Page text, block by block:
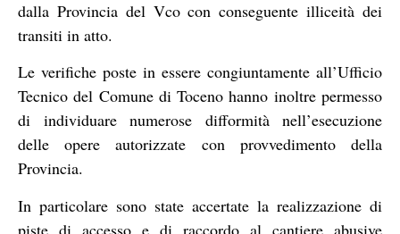
dalla Provincia del Vco con conseguente illiceità dei
transiti in atto.
Le verifiche poste in essere congiuntamente all’Ufficio
Tecnico del Comune di Toceno hanno inoltre permesso
di individuare numerose difformità nell’esecuzione
delle opere autorizzate con provvedimento della
Provincia.
In particolare sono state accertate la realizzazione di
piste di accesso e di raccordo al cantiere abusive